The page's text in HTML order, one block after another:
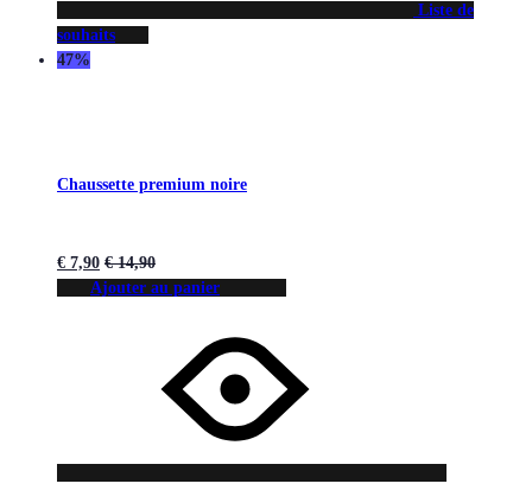
Liste de
souhaits
47%
Chaussette premium noire
€ 7,90 €14,90
Ajouter au panier